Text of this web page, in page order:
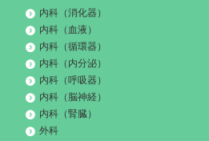
内科（消化器）
内科（血液）
内科（循環器）
内科（内分泌）
内科（呼吸器）
内科（脳神経）
内科（腎臓）
外科